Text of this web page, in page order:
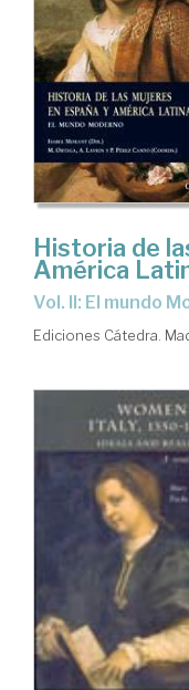
Historia de
América
Vol. II: El mundo
Ediciones Cátedra.